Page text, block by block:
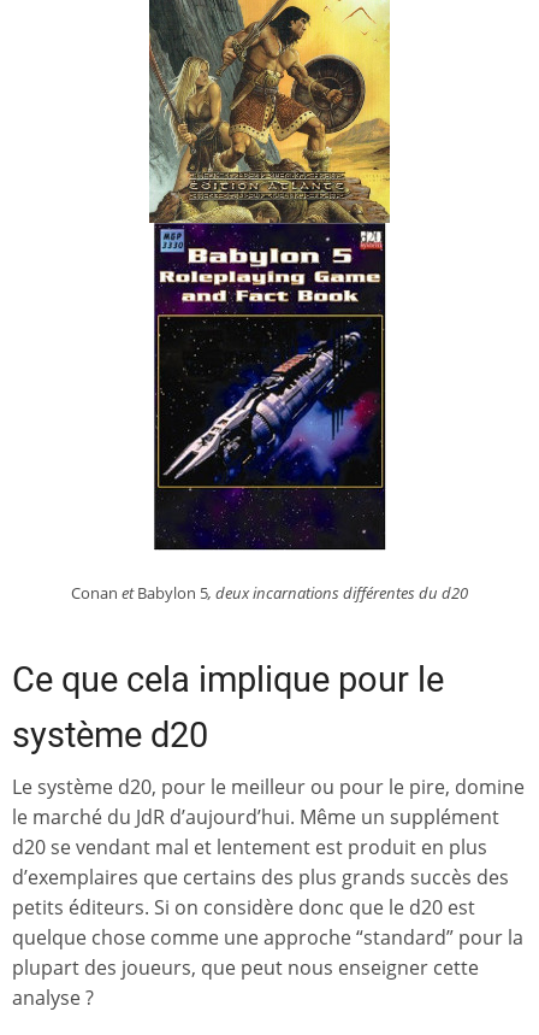
Conan etBabylon 5, deux incarnations différentes du d20
Ce que cela implique pour le
système d20
Le système d20, pour le meilleur ou pour le pire, domine
le marché du JdR d’aujourd’hui. Même un supplément
d20 se vendant mal et lentement est produit en plus
d’exemplaires que certains des plus grands succès des
petits éditeurs. Si on considère donc que le d20 est
quelque chose comme une approche “standard” pour la
plupart des joueurs, que peut nous enseigner cette
analyse ?